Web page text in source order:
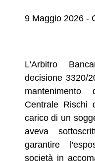
9 Maggio 2026 -
L'Arbitro
decisione 3320/
mantenimento
Centrale Rischi
carico di un
aveva
garantire
società in